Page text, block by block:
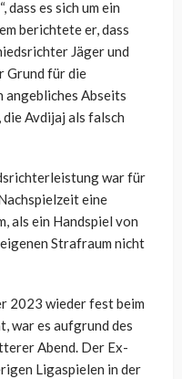
dass es sich um ein
berichtete er, dass
Jäger und
Grund für die
angebliches Abseits
Avdijaj als falsch
war für
eine
als ein Handspiel von
Strafraum nicht
2023 wieder fest beim
war es aufgrund des
Abend. Der Ex-
Ligaspielen in der